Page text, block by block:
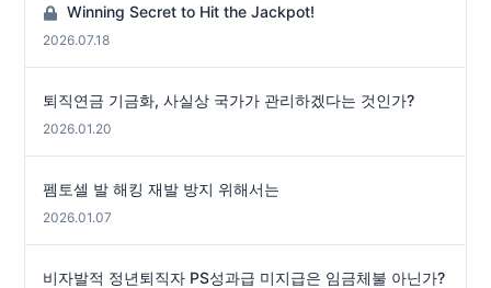
Winning Secret to Hit the Jackpot!
2026.07.18
퇴직연금 기금화, 사실상 국가가 관리하겠다는 것인가?
2026.01.20
펨토셀 발 해킹 재발 방지 위해서는
2026.01.07
비자발적 정년퇴직자 PS성과급 미지급은 임금체불 아닌가?